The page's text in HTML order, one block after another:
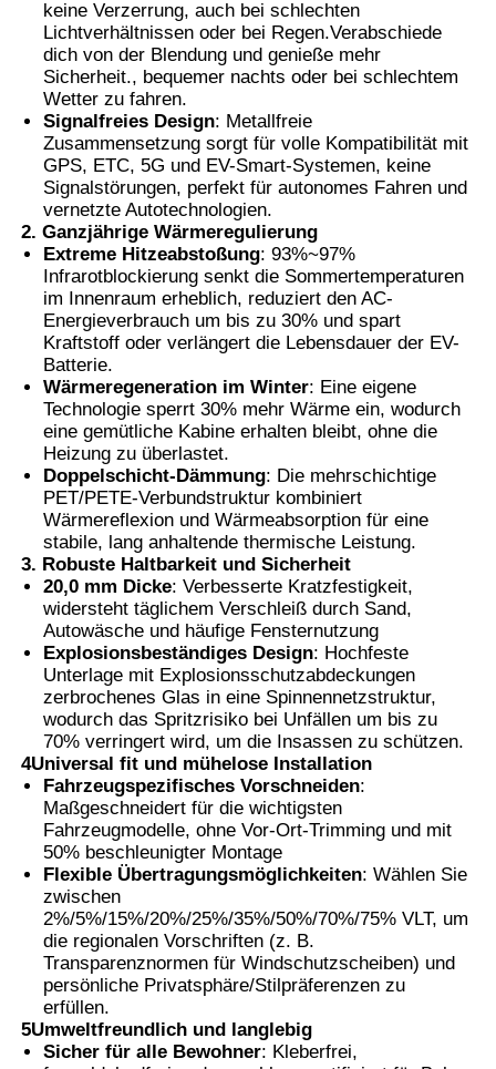
Thermochromer PVB-Folie
keine Verzerrung, auch bei schlechten
Lichtverhältnissen oder bei Regen.Verabschiede
dich von der Blendung und genieße mehr
Sicherheit., bequemer nachts oder bei schlechtem
Wetter zu fahren.
Signalfreies Design: Metallfreie
Zusammensetzung sorgt für volle Kompatibilität mit
GPS, ETC, 5G und EV-Smart-Systemen, keine
Signalstörungen, perfekt für autonomes Fahren und
vernetzte Autotechnologien.
2. Ganzjährige Wärmeregulierung
Extreme Hitzeabstoßung: 93%~97%
Infrarotblockierung senkt die Sommertemperaturen
im Innenraum erheblich, reduziert den AC-
Energieverbrauch um bis zu 30% und spart
Kraftstoff oder verlängert die Lebensdauer der EV-
Batterie.
Wärmeregeneration im Winter: Eine eigene
Technologie sperrt 30% mehr Wärme ein, wodurch
eine gemütliche Kabine erhalten bleibt, ohne die
Heizung zu überlastet.
Doppelschicht-Dämmung: Die mehrschichtige
PET/PETE-Verbundstruktur kombiniert
Wärmereflexion und Wärmeabsorption für eine
stabile, lang anhaltende thermische Leistung.
3. Robuste Haltbarkeit und Sicherheit
20,0 mm Dicke: Verbesserte Kratzfestigkeit,
widersteht täglichem Verschleiß durch Sand,
Autowäsche und häufige Fensternutzung
Explosionsbeständiges Design: Hochfeste
Unterlage mit Explosionsschutzabdeckungen
zerbrochenes Glas in eine Spinnennetzstruktur,
wodurch das Spritzrisiko bei Unfällen um bis zu
70% verringert wird, um die Insassen zu schützen.
4Universal fit und mühelose Installation
Fahrzeugspezifisches Vorschneiden:
Maßgeschneidert für die wichtigsten
Fahrzeugmodelle, ohne Vor-Ort-Trimming und mit
50% beschleunigter Montage
Flexible Übertragungsmöglichkeiten: Wählen Sie
zwischen
2%/5%/15%/20%/25%/35%/50%/70%/75% VLT, um
die regionalen Vorschriften (z. B.
Transparenznormen für Windschutzscheiben) und
persönliche Privatsphäre/Stilpräferenzen zu
erfüllen.
5Umweltfreundlich und langlebig
Sicher für alle Bewohner: Kleberfrei,